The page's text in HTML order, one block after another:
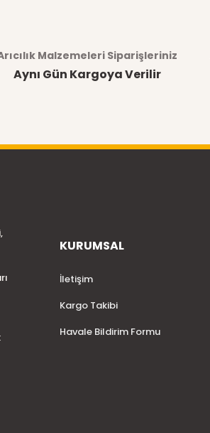
Malzemeleri Siparişleriniz
Aynı Gün Kargoya Verilir
KURUMSAL
İletişim
Kargo Takibi
Havale Bildirim Formu